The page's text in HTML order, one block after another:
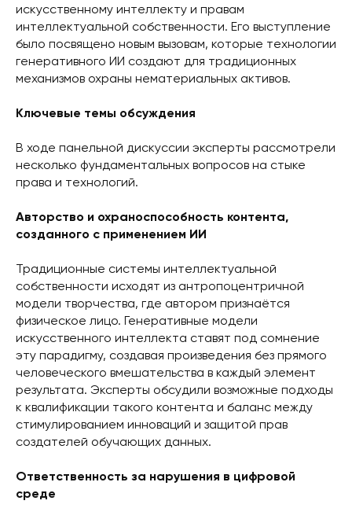
искусственному интеллекту и правам
интеллектуальной собственности. Его выступление
было посвящено новым вызовам, которые технологии
генеративного ИИ создают для традиционных
механизмов охраны нематериальных активов.
Ключевые темы обсуждения
В ходе панельной дискуссии эксперты рассмотрели
несколько фундаментальных вопросов на стыке
права и технологий.
Авторство и охраноспособность контента,
созданного с применением ИИ
Традиционные системы интеллектуальной
собственности исходят из антропоцентричной
модели творчества, где автором признаётся
физическое лицо. Генеративные модели
искусственного интеллекта ставят под сомнение
эту парадигму, создавая произведения без прямого
человеческого вмешательства в каждый элемент
результата. Эксперты обсудили возможные подходы
к квалификации такого контента и баланс между
стимулированием инноваций и защитой прав
создателей обучающих данных.
Ответственность за нарушения в цифровой
среде